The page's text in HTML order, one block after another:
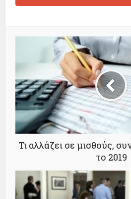
Τι αλλάζει σε μισθούς,
το 2019